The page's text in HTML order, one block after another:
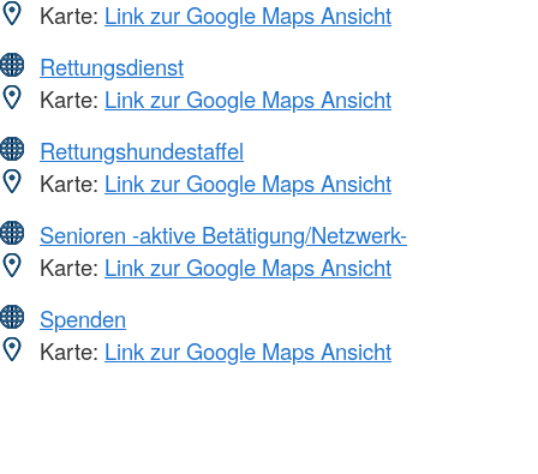
Karte: Link zur Google Maps Ansicht
Rettungsdienst
Karte: Link zur Google Maps Ansicht
Rettungshundestaffel
Karte: Link zur Google Maps Ansicht
Senioren -aktive Betätigung/Netzwerk-
Karte: Link zur Google Maps Ansicht
Spenden
Karte: Link zur Google Maps Ansicht